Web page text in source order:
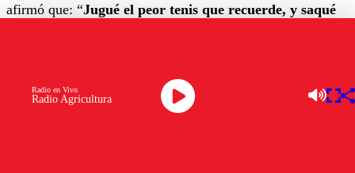
afirmó que: “Jugué el peor tenis que recuerde, y saqué
momento. Fue un partido horrible para mí”.
Radio Agricultura
Radio en Vivo